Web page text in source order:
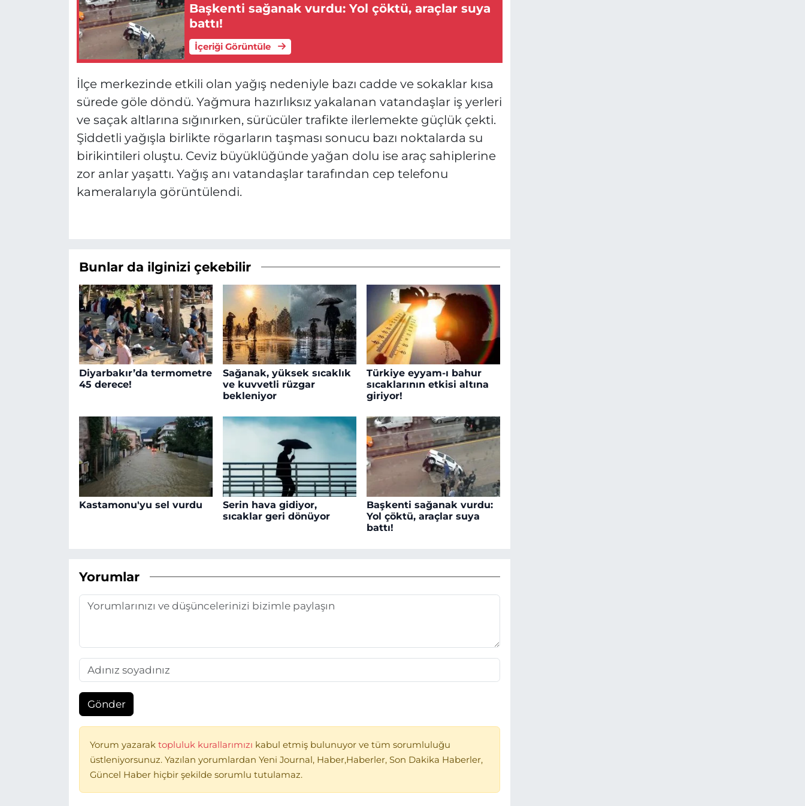
Başkenti sağanak vurdu: Yol çöktü, araçlar suya
battı!
İçeriği Görüntüle
İlçe merkezinde etkili olan yağış nedeniyle bazı cadde ve sokaklar kısa
sürede göle döndü. Yağmura hazırlıksız yakalanan vatandaşlar iş yerleri
ve saçak altlarına sığınırken, sürücüler trafikte ilerlemekte güçlük çekti.
Şiddetli yağışla birlikte rögarların taşması sonucu bazı noktalarda su
birikintileri oluştu. Ceviz büyüklüğünde yağan dolu ise araç sahiplerine
zor anlar yaşattı. Yağış anı vatandaşlar tarafından cep telefonu
kameralarıyla görüntülendi.
Bunlar da ilginizi çekebilir
Diyarbakır’da termometre
45 derece!
Sağanak, yüksek sıcaklık
ve kuvvetli rüzgar
bekleniyor
Türkiye eyyam-ı bahur
sıcaklarının etkisi altına
giriyor!
Kastamonu'yu sel vurdu
Serin hava gidiyor,
sıcaklar geri dönüyor
Başkenti sağanak vurdu:
Yol çöktü, araçlar suya
battı!
Yorumlar
Gönder
Yorum yazarak topluluk kurallarımızı kabul etmiş bulunuyor ve tüm sorumluluğu
üstleniyorsunuz. Yazılan yorumlardan Yeni Journal, Haber,Haberler, Son Dakika Haberler,
Güncel Haber hiçbir şekilde sorumlu tutulamaz.